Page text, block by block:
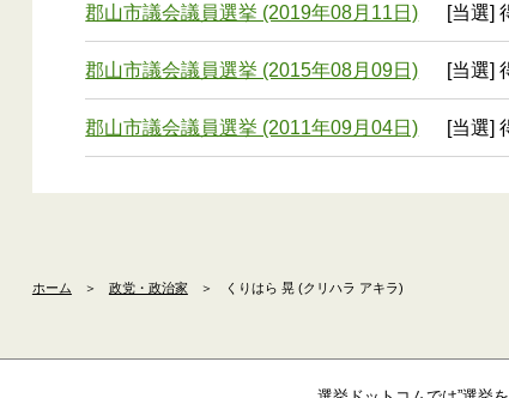
郡山市議会議員選挙 (2019年08月11日) [当選]
郡山市議会議員選挙 (2015年08月09日) [当選]
郡山市議会議員選挙 (2011年09月04日) [当選]
ホーム ＞ 政党・政治家 ＞ くりはら 晃 (クリハラ アキラ)